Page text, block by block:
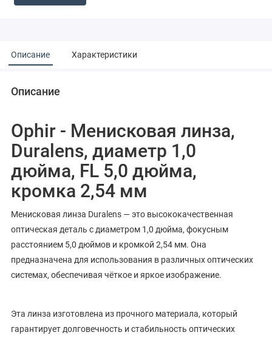
Описание Характеристики
Описание
Ophir - Менисковая линза,
Duralens, диаметр 1,0
дюйма, FL 5,0 дюйма,
кромка 2,54 мм
Менисковая линза Duralens — это высококачественная
оптическая деталь с диаметром 1,0 дюйма, фокусным
расстоянием 5,0 дюймов и кромкой 2,54 мм. Она
предназначена для использования в различных оптических
системах, обеспечивая чёткое и яркое изображение.
Эта линза изготовлена из прочного материала, который
гарантирует долговечность и стабильность оптических